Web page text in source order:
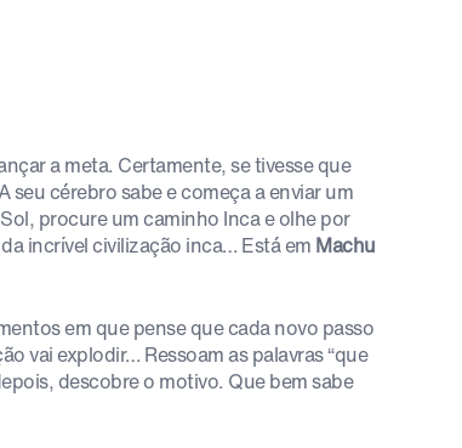
a meta. Certamente, se tivesse que
cérebro sabe e começa a enviar um
procure um caminho Inca e olhe por
incrível civilização inca… Está em Machu
em que pense que cada novo passo
vai explodir… Ressoam as palavras “que
descobre o motivo. Que bem sabe